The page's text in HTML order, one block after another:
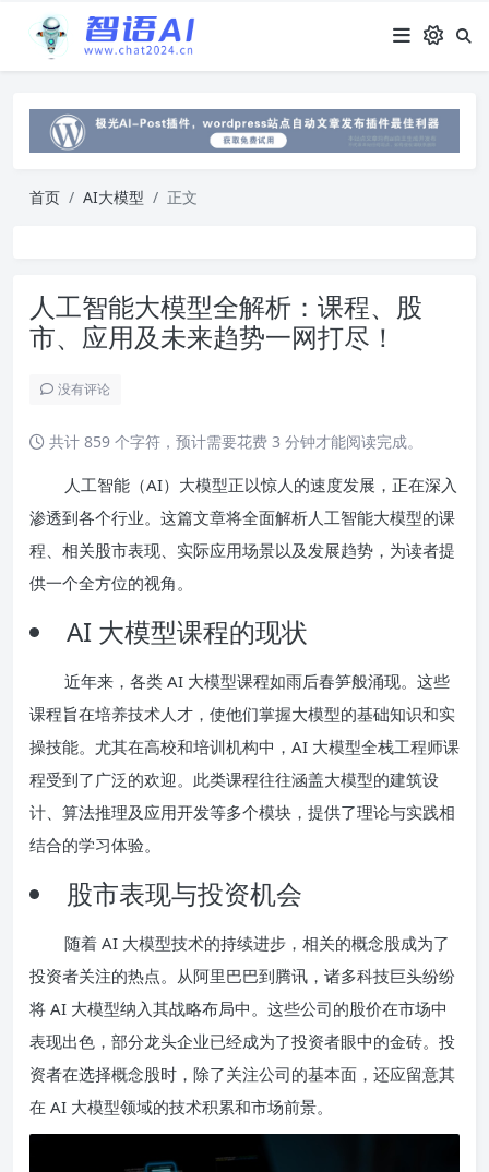
首页 AI大模型 正文
人工智能大模型全解析：课程、股
市、应用及未来趋势一网打尽！
没有评论
共计 859 个字符，预计需要花费 3 分钟才能阅读完成。
人工智能（AI）大模型正以惊人的速度发展，正在深入
渗透到各个行业。这篇文章将全面解析人工智能大模型的课
程、相关股市表现、实际应用场景以及发展趋势，为读者提
供一个全方位的视角。
AI 大模型课程的现状
近年来，各类 AI 大模型课程如雨后春笋般涌现。这些
课程旨在培养技术人才，使他们掌握大模型的基础知识和实
操技能。尤其在高校和培训机构中，AI 大模型全栈工程师课
程受到了广泛的欢迎。此类课程往往涵盖大模型的建筑设
计、算法推理及应用开发等多个模块，提供了理论与实践相
结合的学习体验。
股市表现与投资机会
随着 AI 大模型技术的持续进步，相关的概念股成为了
投资者关注的热点。从阿里巴巴到腾讯，诸多科技巨头纷纷
将 AI 大模型纳入其战略布局中。这些公司的股价在市场中
表现出色，部分龙头企业已经成为了投资者眼中的金砖。投
资者在选择概念股时，除了关注公司的基本面，还应留意其
在 AI 大模型领域的技术积累和市场前景。